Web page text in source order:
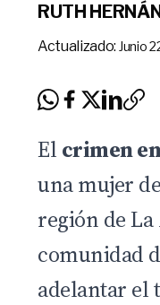
RUTH
Actualizado: Junio
El crimen
una mujer
región de
comunidad
adelantar el